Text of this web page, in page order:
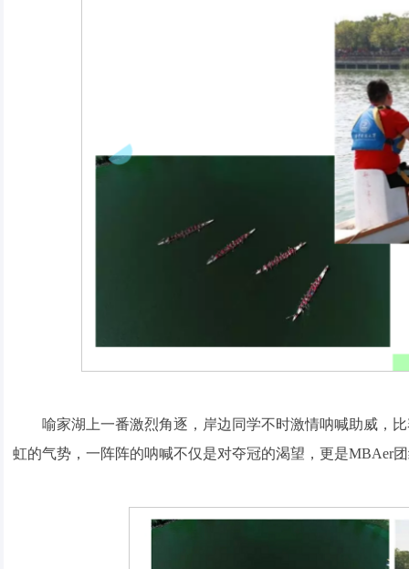
喻家湖上一番激烈角逐，岸边同学不时激情呐喊助威，
虹的气势，一阵阵的呐喊不仅是对夺冠的渴望，更是MBAer